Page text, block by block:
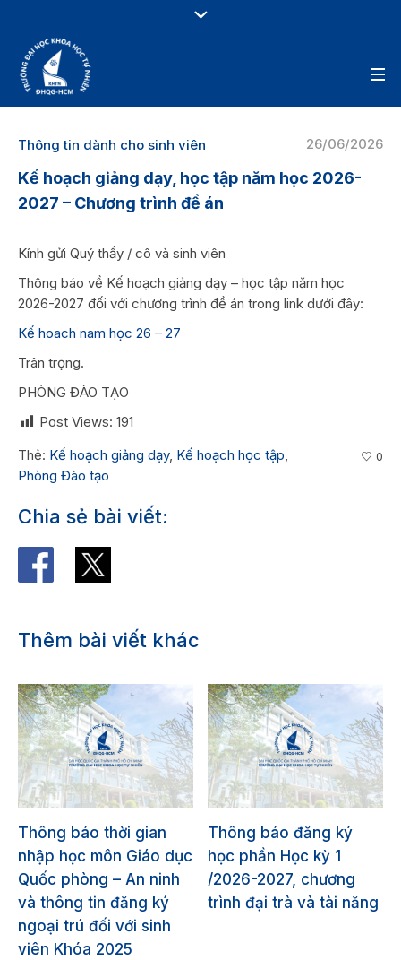
26/06/2026
Thông tin dành cho sinh viên
Kế hoạch giảng dạy, học tập năm học 2026-
2027 – Chương trình đề án
Kính gửi Quý thầy / cô và sinh viên
Thông báo về Kế hoạch giảng dạy – học tập năm học
2026-2027 đối với chương trình đề án trong link dưới đây:
Kế hoach nam học 26 – 27
Trân trọng.
PHÒNG ĐÀO TẠO
Post Views: 191
Thẻ: Kế hoạch giảng dạy, Kế hoạch học tập,
Phòng Đào tạo
0
Chia sẻ bài viết:
Thêm bài viết khác
Thông báo thời gian
nhập học môn Giáo dục
Quốc phòng – An ninh
và thông tin đăng ký
ngoại trú đối với sinh
viên Khóa 2025
Thông báo đăng ký
học phần Học kỳ 1
/2026-2027, chương
trình đại trà và tài năng